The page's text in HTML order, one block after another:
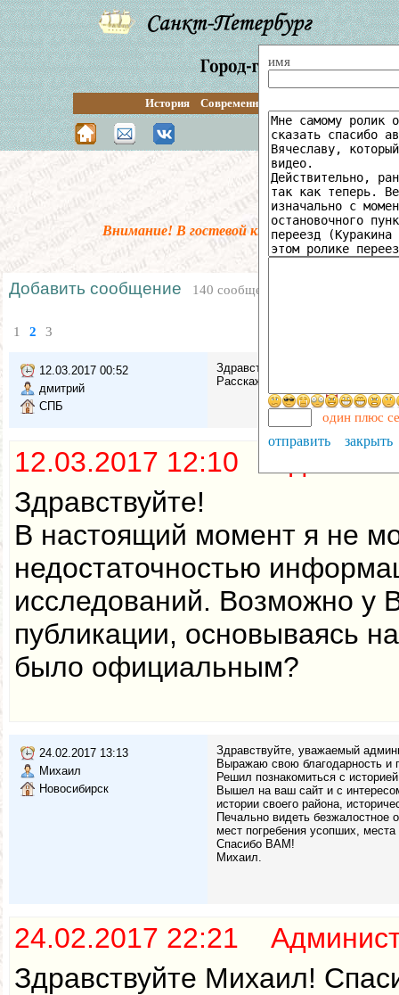
История Современность
Поиск по
Внимание! В гостевой книге введена
имя
один плюс
отправить закрыть
Добавить сообщение 140 сообщений
1 2 3
12.03.2017 00:52
дмитрий
СПБ
Здравствуйте !
Расскажите историю , так
12.03.2017 12:10
Здравствуйте!
В настоящий момент я не
недостаточностью
исследований. Возможно у
публикации, основываясь
было официальным?
24.02.2017 13:13
Михаил
Новосибирск
Здравствуйте, уважаемый
Выражаю свою благодарность и
Решил познакомиться с
Вышел на ваш сайт и с
истории своего района,
Печально видеть безжалостное
мест погребения усопших,
Спасибо ВАМ!
Михаил.
24.02.2017 22:21
Здравствуйте Михаил!